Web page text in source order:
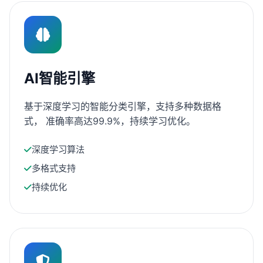
AI智能引擎
基于深度学习的智能分类引擎，支持多种数据格
式， 准确率高达99.9%，持续学习优化。
深度学习算法
多格式支持
持续优化